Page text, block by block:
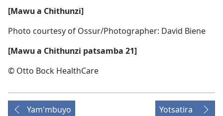
[Mawu a Chithunzi]
Photo courtesy of Ossur/Photographer: David Biene
[Mawu a Chithunzi patsamba 21]
© Otto Bock HealthCare
Yam'mbuyo Yotsatira